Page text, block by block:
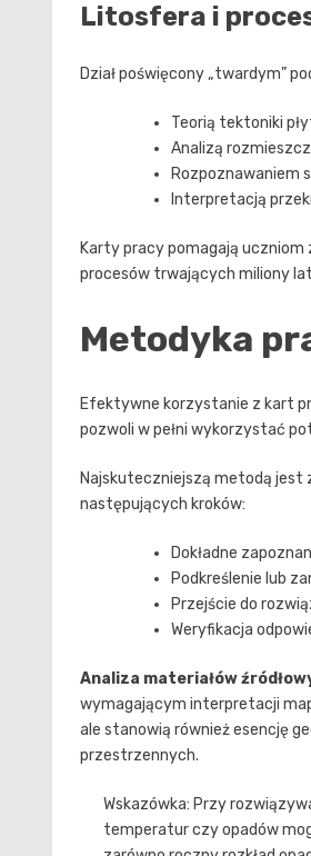
Litosfera i
Dział poświęcony „twardym”
Teorią tektoniki
Analizą
Rozpoznawaniem
Interpretacją
Karty pracy pomagają
procesów trwających miliony
Metodyka
Efektywne korzystanie z kart
pozwoli w pełni wykorzystać
Najskuteczniejszą metodą jest
następujących kroków:
Dokładne
Podkreślenie lub
Przejście do
Weryfikacja
Analiza materiałów
wymagającym interpretacji
ale stanowią również esencję
przestrzennych.
Wskazówka: Przy
temperatur czy opadów